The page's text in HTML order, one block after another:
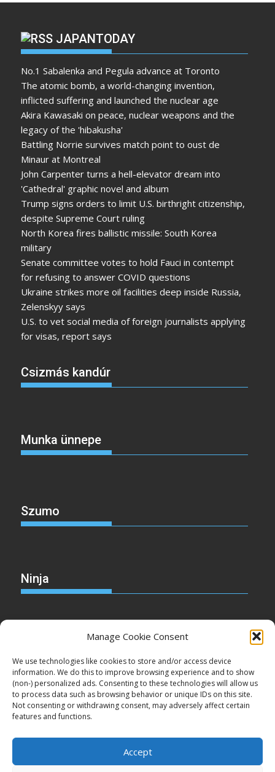
Manage Cookie Consent
We use technologies like cookies to store and/or access device
information. We do this to improve browsing experience and to show
(non-) personalized ads. Consenting to these technologies will allow us
to process data such as browsing behavior or unique IDs on this site.
Not consenting or withdrawing consent, may adversely affect certain
features and functions.
Accept
JAPANTODAY
No.1 Sabalenka and Pegula advance at Toronto
The atomic bomb, a world-changing invention,
inflicted suffering and launched the nuclear age
Akira Kawasaki on peace, nuclear weapons and the
legacy of the 'hibakusha'
Battling Norrie survives match point to oust de
Minaur at Montreal
John Carpenter turns a hell-elevator dream into
'Cathedral' graphic novel and album
Trump signs orders to limit U.S. birthright citizenship,
despite Supreme Court ruling
North Korea fires ballistic missile: South Korea
military
Senate committee votes to hold Fauci in contempt
for refusing to answer COVID questions
Ukraine strikes more oil facilities deep inside Russia,
Zelenskyy says
U.S. to vet social media of foreign journalists applying
for visas, report says
Csizmás kandúr
Munka ünnepe
Szumo
Ninja
Cake